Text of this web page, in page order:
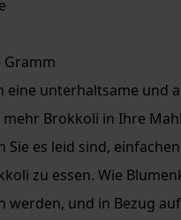
Gramm
eine unterhaltsame und
Brokkoli in Ihre
Sie es leid sind, einfachen
zu essen. Wie
werden, und in Bezug auf